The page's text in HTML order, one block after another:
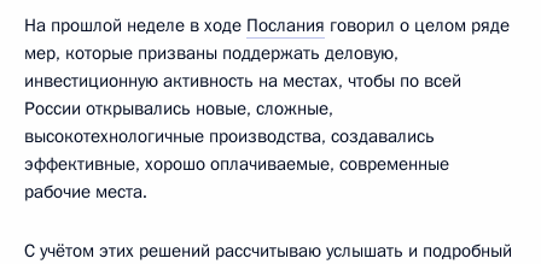
На прошлой неделе в ходе Послания говорил о целом ряде
мер, которые призваны поддержать деловую,
инвестиционную активность на местах, чтобы по всей
России открывались новые, сложные,
высокотехнологичные производства, создавались
эффективные, хорошо оплачиваемые, современные
рабочие места.
С учётом этих решений рассчитываю услышать и подробный